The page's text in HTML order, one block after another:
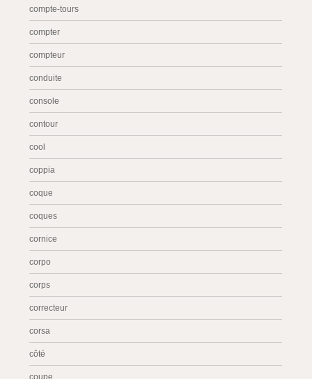
compte-tours
compter
compteur
conduite
console
contour
cool
coppia
coque
coques
cornice
corpo
corps
correcteur
corsa
côté
coupe